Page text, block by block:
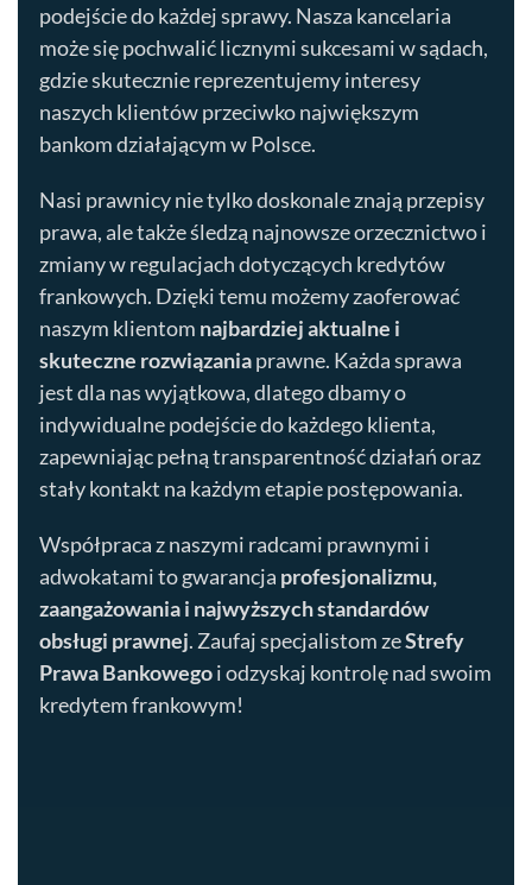
podejście do każdej sprawy. Nasza kancelaria
może się pochwalić licznymi sukcesami w sądach,
gdzie skutecznie reprezentujemy interesy
naszych klientów przeciwko największym
bankom działającym w Polsce.
Nasi prawnicy nie tylko doskonale znają przepisy
prawa, ale także śledzą najnowsze orzecznictwo i
zmiany w regulacjach dotyczących kredytów
frankowych. Dzięki temu możemy zaoferować
naszym klientom najbardziej aktualne i
skuteczne rozwiązaniaprawne. Każda sprawa
jest dla nas wyjątkowa, dlatego dbamy o
indywidualne podejście do każdego klienta,
zapewniając pełną transparentność działań oraz
stały kontakt na każdym etapie postępowania.
Współpraca z naszymi radcami prawnymi i
adwokatami to gwarancja profesjonalizmu,
zaangażowania i najwyższych standardów
obsługi prawnej. Zaufaj specjalistom zeStrefy
Prawa Bankowegoi odzyskaj kontrolę nad swoim
kredytem frankowym!